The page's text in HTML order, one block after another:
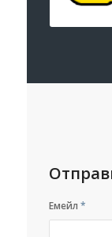
Емейл*